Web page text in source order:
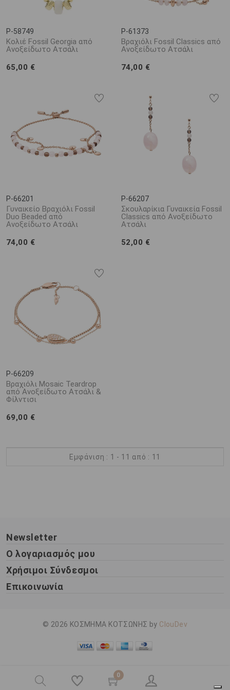
0
P-58749
Κολιέ Fossil Georgia από
Ανοξείδωτο Ατσάλι
65,00 €
P-61373
Βραχιόλι Fossil Classics από
Ανοξείδωτο Ατσάλι
74,00 €
P-66201
Γυναικείο Βραχιόλι Fossil
Duo Beaded από
Ανοξείδωτο Ατσάλι
74,00 €
P-66207
Σκουλαρίκια Γυναικεία Fossil
Classics από Ανοξείδωτο
Ατσάλι
52,00 €
P-66209
Βραχιόλι Mosaic Teardrop
από Ανοξείδωτο Ατσάλι &
Φίλντισι
69,00 €
Εμφάνιση : 1 - 11 από : 11
Newsletter
Ο λογαριασμός μου
Χρήσιμοι Σύνδεσμοι
Επικοινωνία
© 2026 ΚΟΣΜΗΜΑ ΚΟΤΣΩΝΗΣ by ClouDev